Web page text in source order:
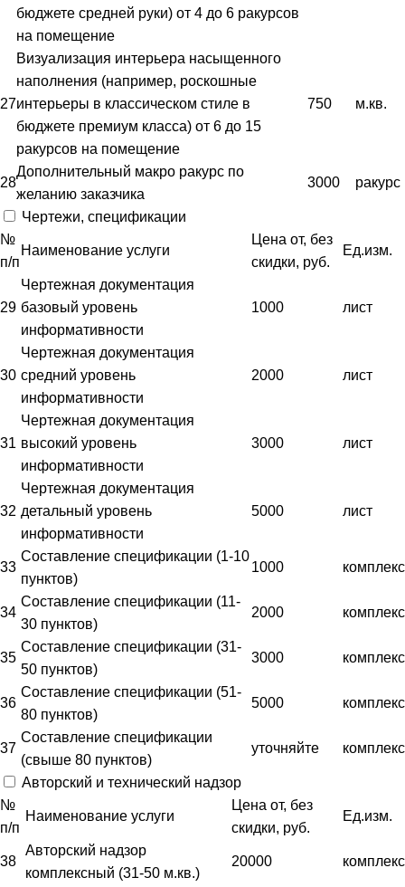
бюджете средней руки) от 4 до 6 ракурсов
на помещение
27
Визуализация интерьера насыщенного
наполнения (например, роскошные
интерьеры в классическом стиле в
бюджете премиум класса) от 6 до 15
ракурсов на помещение
750 м.кв.
28
Дополнительный макро ракурс по
желанию заказчика
3000 ракурс
Чертежи, спецификации
№
п/п
Наименование услуги
Цена от, без
скидки, руб.
Ед.изм.
29
Чертежная документация
базовый уровень
информативности
1000 лист
30
Чертежная документация
средний уровень
информативности
2000 лист
31
Чертежная документация
высокий уровень
информативности
3000 лист
32
Чертежная документация
детальный уровень
информативности
5000 лист
33
Составление спецификации (1-10
пунктов)
1000 комплекс
34
Составление спецификации (11-
30 пунктов)
2000 комплекс
35
Составление спецификации (31-
50 пунктов)
3000 комплекс
36
Составление спецификации (51-
80 пунктов)
5000 комплекс
37
Составление спецификации
(свыше 80 пунктов)
уточняйте комплекс
Авторский и технический надзор
№
п/п
Наименование услуги
Цена от, без
скидки, руб.
Ед.изм.
38
Авторский надзор
комплексный (31-50 м.кв.)
20000 комплекс